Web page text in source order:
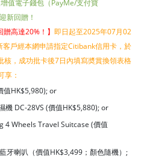
值電子錢包（PayMe/支付寶
新回贈！
贈高達20%！ 】 即日起至2025年07月02
戶經本網申請指定Citibank信用卡，於
，成功批卡後7日內填寫奬賞換領表格
享：
值HK$5,980); or
機 DC-28VS (價值HK$5,880); or
4 Wheels Travel Suitcase (價值
牙喇叭（價值HK$3,499；顏色隨機）;